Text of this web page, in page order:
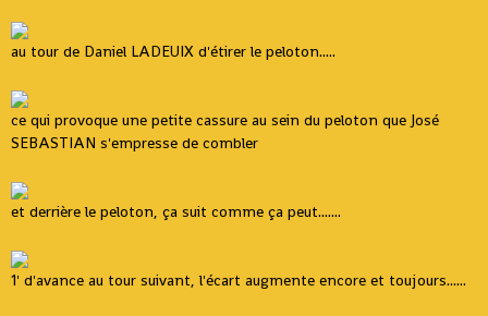
au tour de Daniel LADEUIX d'étirer le peloton.....
ce qui provoque une petite cassure au sein du peloton que José
SEBASTIAN s'empresse de combler
et derrière le peloton, ça suit comme ça peut.......
1' d'avance au tour suivant, l'écart augmente encore et toujours......